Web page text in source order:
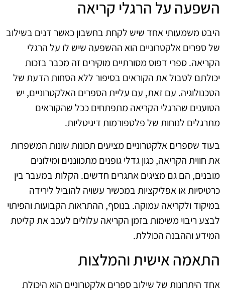
השפעה על הרגלי קריאה
היבט משמעותי אחד שיש לקחת בחשבון כאשר דנים בשילוב
של ספרים אלקטרוניים הוא ההשפעה שיש לו על הרגלי
הקריאה. ספרי דפוס מסורתיים מוקירים זה מכבר בזכות
יכולתם לטבול את הקוראים בסיפור ללא הסחות הדעת של
הטכנולוגיה. עם זאת, עם עליית הספרים האלקטרוניים, יש
הטוענים שהרגלי הקריאה מתפתחים ככל שהקוראים
מתרגלים לנוחות של פלטפורמות דיגיטליות.
בעוד שספרים אלקטרוניים מציעים תכונות שונות המשפרות
את חווית הקריאה, כגון גדלי גופנים מתכווננים ומילונים
מובנים, הם גם מציגים אתגרים חדשים. הקלות במעבר בין
כרטיסיות או אפליקציות במכשיר עשויה להוביל לירידה
במיקוד ולקריאה עמוקה. בנוסף, ההתראות הקבועות והפיתוי
לבצע ריבוי משימות בזמן הקריאה עלולים לעכב את קליטת
המידע וההבנה הכוללת.
התאמה אישית והמלצות
אחד היתרונות של שילוב ספרים אלקטרוניים הוא היכולת